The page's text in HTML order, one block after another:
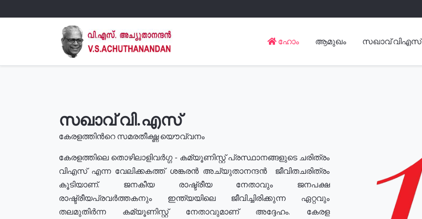
ഹോം ആമുഖം സഖാവ് വിഎസ്
സഖാവ് വി.എസ്
കേരളത്തിൻറെ സമരതീക്ഷ്ണ യൌവ്വനം
കേരളത്തിലെ തൊഴിലാളിവർഗ്ഗ - കമ്യൂണിസ്റ്റ് പ്രസ്ഥാനങ്ങളുടെ ചരിത്രം
വിഎസ് എന്ന വേലിക്കകത്ത് ശങ്കരൻ അച്യുതാനന്ദൻ ജീവിതചരിത്രം
കൂടിയാണ്. ജനകീയ രാഷ്ട്രീയ നേതാവും ജനപക്ഷ
രാഷ്ട്രീയപ്രവർത്തകനും ഇന്ത്യയിലെ ജീവിച്ചിരിക്കുന്ന ഏറ്റവും
തലമുതിർന്ന കമ്യൂണിസ്റ്റ് നേതാവുമാണ് അദ്ദേഹം. കേരള